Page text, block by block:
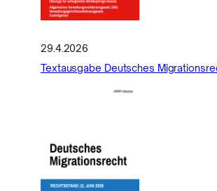
29.4.2026
Textausgabe Deutsches